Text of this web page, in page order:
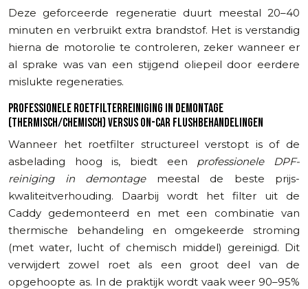
Deze geforceerde regeneratie duurt meestal 20–40
minuten en verbruikt extra brandstof. Het is verstandig
hierna de motorolie te controleren, zeker wanneer er
al sprake was van een stijgend oliepeil door eerdere
mislukte regeneraties.
PROFESSIONELE ROETFILTERREINIGING IN DEMONTAGE
(THERMISCH/CHEMISCH) VERSUS ON-CAR FLUSHBEHANDELINGEN
Wanneer het roetfilter structureel verstopt is of de
asbelading hoog is, biedt een professionele DPF-
reiniging in demontagemeestal de beste prijs-
kwaliteitverhouding. Daarbij wordt het filter uit de
Caddy gedemonteerd en met een combinatie van
thermische behandeling en omgekeerde stroming
(met water, lucht of chemisch middel) gereinigd. Dit
verwijdert zowel roet als een groot deel van de
opgehoopte as. In de praktijk wordt vaak weer 90–95%